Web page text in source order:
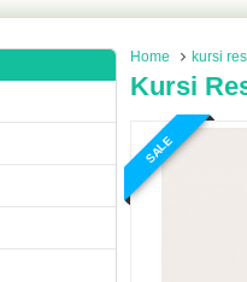
Home kursi
Kursi
SALE